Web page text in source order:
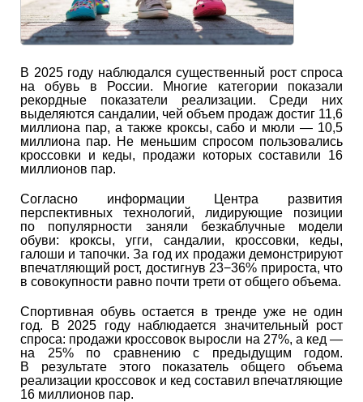
В 2025 году наблюдался существенный рост спроса
на обувь в России. Многие категории показали
рекордные показатели реализации. Среди них
выделяются сандалии, чей объем продаж достиг 11,6
миллиона пар, а также кроксы, сабо и мюли — 10,5
миллиона пар. Не меньшим спросом пользовались
кроссовки и кеды, продажи которых составили 16
миллионов пар.
Согласно информации Центра развития
перспективных технологий, лидирующие позиции
по популярности заняли безкаблучные модели
обуви: кроксы, угги, сандалии, кроссовки, кеды,
галоши и тапочки. За год их продажи демонстрируют
впечатляющий рост, достигнув 23−36% прироста, что
в совокупности равно почти трети от общего объема.
Спортивная обувь остается в тренде уже не один
год. В 2025 году наблюдается значительный рост
спроса: продажи кроссовок выросли на 27%, а кед —
на 25% по сравнению с предыдущим годом.
В результате этого показатель общего объема
реализации кроссовок и кед составил впечатляющие
16 миллионов пар.